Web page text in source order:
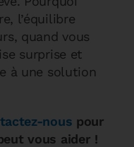
l’équilibre
quand vous
surprise et
à une solution
nous pour
vous aider !